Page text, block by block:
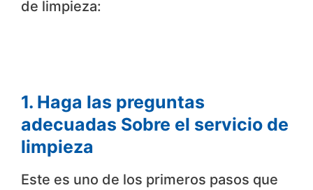
de limpieza:
1. Haga las preguntas
adecuadas Sobre el servicio de
limpieza
Este es uno de los primeros pasos que